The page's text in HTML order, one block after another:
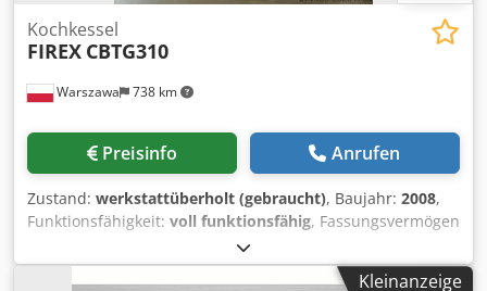
Warszawa 738 km
Kochkessel
FIREX CBTG310
Preisinfo Anrufen
Zustand: werkstattüberholt (gebraucht), Baujahr: 2008,
Funktionsfähigkeit: voll funktionsfähig, Fassungsvermögen
, Wandmaterial:
Betriebstemperatur:220 °C, Garantiezeit:6 Monate,
Kleinanzeige